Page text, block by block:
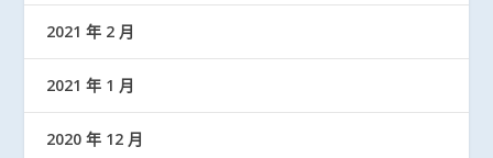
2021 年 2 月
2021 年 1 月
2020 年 12 月